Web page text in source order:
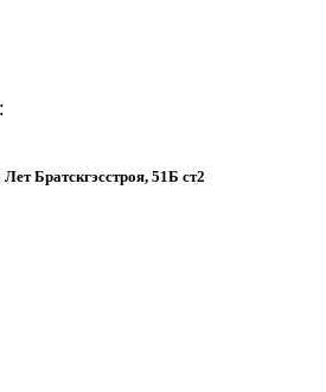
Братскгэсстроя, 51Б ст2